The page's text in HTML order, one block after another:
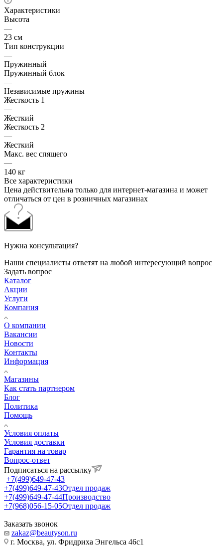
Характеристики
Высота
—
23 см
Тип конструкции
—
Пружинный
Пружинный блок
—
Независимые пружины
Жесткость 1
—
Жесткий
Жесткость 2
—
Жесткий
Макс. вес спящего
—
140 кг
Все характеристики
Цена действительна только для интернет-магазина и может
отличаться от цен в розничных магазинах
Нужна консультация?
Наши специалисты ответят на любой интересующий вопрос
Задать вопрос
Каталог
Акции
Услуги
Компания
О компании
Вакансии
Новости
Контакты
Информация
Магазины
Как стать партнером
Блог
Политика
Помощь
Условия оплаты
Условия доставки
Гарантия на товар
Вопрос-ответ
Подписаться на рассылку
+7(499)649-47-43
+7(499)649-47-43Отдел продаж
+7(499)649-47-44Производство
+7(968)056-15-05Отдел продаж
Заказать звонок
zakaz@beautyson.ru
г. Москва, ул. Фридриха Энгельса 46с1